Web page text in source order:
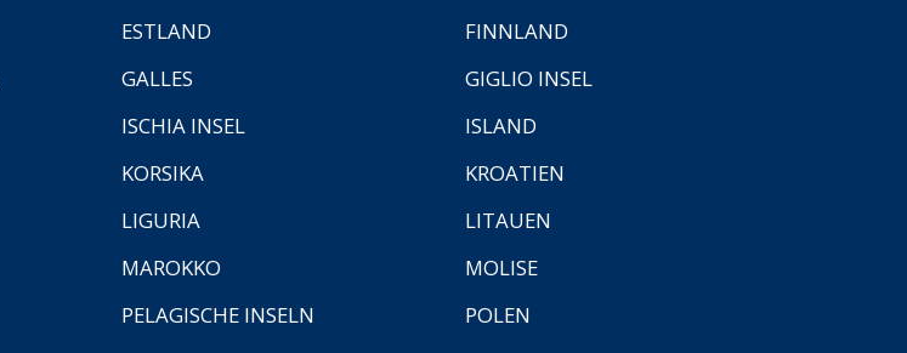
ESTLAND
FINNLAND
GALLES
GIGLIO INSEL
ISCHIA INSEL
ISLAND
KORSIKA
KROATIEN
LIGURIA
LITAUEN
MAROKKO
MOLISE
PELAGISCHE INSELN
POLEN